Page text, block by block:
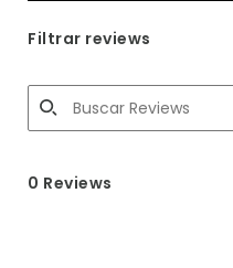
Filtrar reviews
0 Reviews